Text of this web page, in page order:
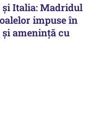
Italia: Madridul
impuse în
amenință cu